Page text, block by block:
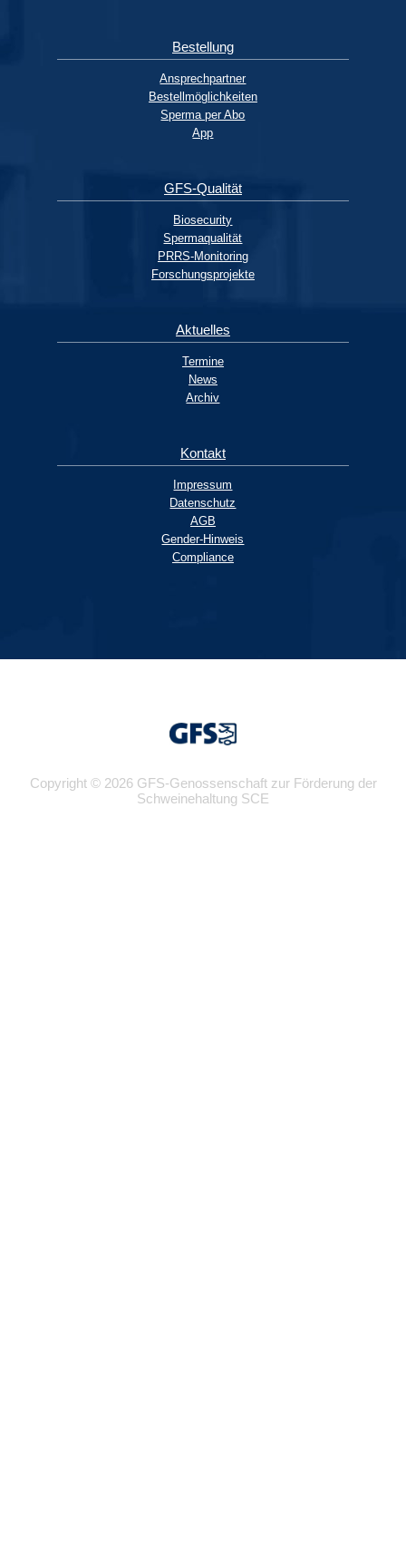
Bestellung
Ansprechpartner
Bestellmöglichkeiten
Sperma per Abo
App
GFS-Qualität
Biosecurity
Spermaqualität
PRRS-Monitoring
Forschungsprojekte
Aktuelles
Termine
News
Archiv
Kontakt
Impressum
Datenschutz
AGB
Gender-Hinweis
Compliance
Copyright © 2026 GFS-Genossenschaft zur Förderung der
Schweinehaltung SCE